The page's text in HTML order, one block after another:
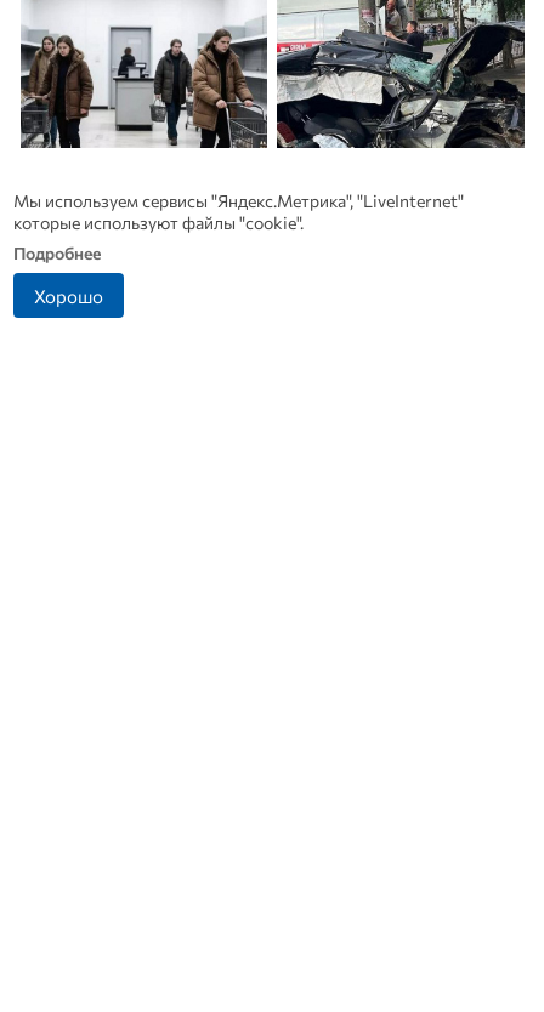
Какие товары пропадут из
магазинов с 1 августа 2026
года
Мы используем сервисы "Яндекс.Метрика", "LiveInternet"
которые используют файлы "cookie".
Подробнее
Хорошо